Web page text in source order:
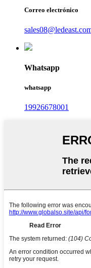
Correo electrónico
Whatsapp
whatsapp
19926678001